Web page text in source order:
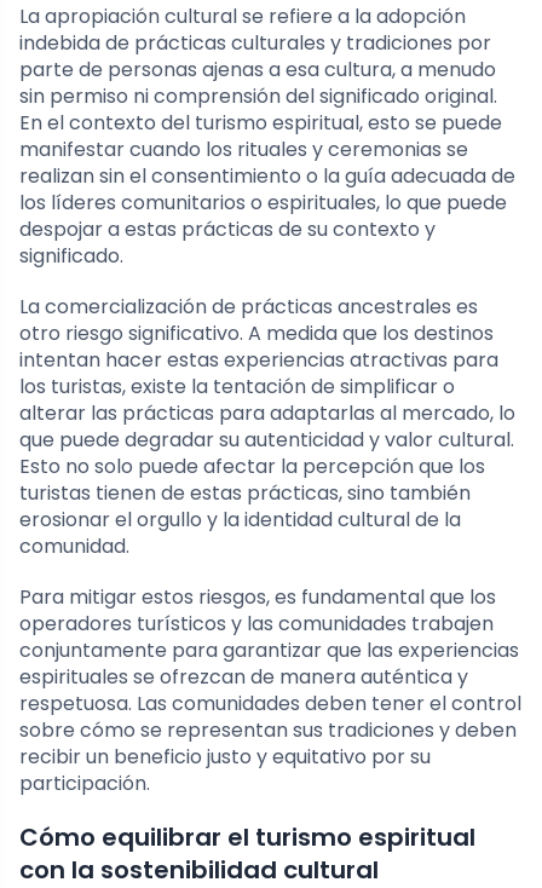
La apropiación cultural se refiere a la adopción
indebida de prácticas culturales y tradiciones por
parte de personas ajenas a esa cultura, a menudo
sin permiso ni comprensión del significado original.
En el contexto del turismo espiritual, esto se puede
manifestar cuando los rituales y ceremonias se
realizan sin el consentimiento o la guía adecuada de
los líderes comunitarios o espirituales, lo que puede
despojar a estas prácticas de su contexto y
significado.
La comercialización de prácticas ancestrales es
otro riesgo significativo. A medida que los destinos
intentan hacer estas experiencias atractivas para
los turistas, existe la tentación de simplificar o
alterar las prácticas para adaptarlas al mercado, lo
que puede degradar su autenticidad y valor cultural.
Esto no solo puede afectar la percepción que los
turistas tienen de estas prácticas, sino también
erosionar el orgullo y la identidad cultural de la
comunidad.
Para mitigar estos riesgos, es fundamental que los
operadores turísticos y las comunidades trabajen
conjuntamente para garantizar que las experiencias
espirituales se ofrezcan de manera auténtica y
respetuosa. Las comunidades deben tener el control
sobre cómo se representan sus tradiciones y deben
recibir un beneficio justo y equitativo por su
participación.
Cómo equilibrar el turismo espiritual
con la sostenibilidad cultural